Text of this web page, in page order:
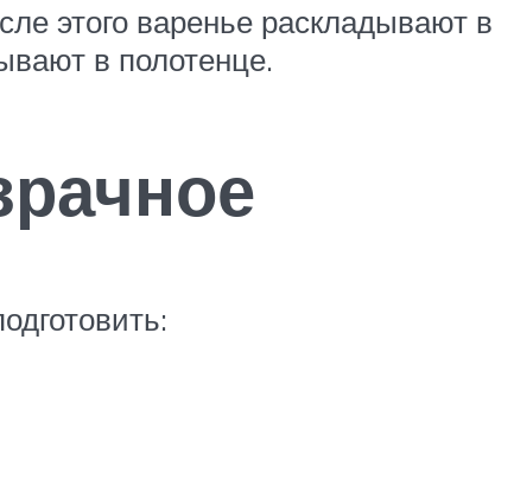
этого варенье раскладывают в
в полотенце.